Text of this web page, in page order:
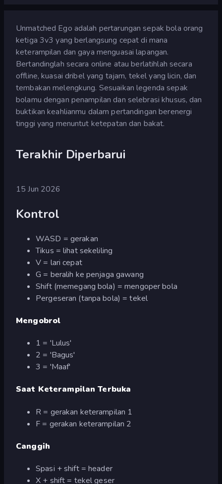
Unmatched Ego adalah pertarungan sepak bola orang
ketiga 3v3 yang berlangsung cepat di mana
keterampilan dan gaya menguasai lapangan.
Bertandinglah secara online atau berlatihlah secara
offline, kuasai dribel yang tajam, tekel yang licin, dan
tembakan melengkung. Sesuaikan legenda sepak
bolamu dengan penampilan dan selebrasi khusus, dan
buktikan keahlianmu dalam pertandingan berenergi
tinggi yang menuntut ketepatan dan bakat.
Terakhir Diperbarui
15 Jun 2026
Kontrol
WASD = gerakan
Tikus = lihat sekeliling
V = lari cepat
G = beralih ke penjaga gawang
Shift (memegang bola) = mengoper bola
Pergeseran (tanpa bola) = tekel
Mengobrol
1 = 'Lulus'
2 = 'Bagus'
3 = 'Maaf'
Saat Keterampilan Terbuka
R = gerakan keterampilan 1
F = gerakan keterampilan 2
Canggih
Spasi + shift = header
X + shift = tekel geser